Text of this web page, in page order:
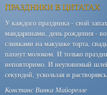
ПРАЗДНИКИ В ЦИТАТАХ
У каждого праздника - свой
мандаринами, день рождения -
сливками на макушке торта,
пахнут молоком. И только
неповторимо. И неуловимый
секундой, ускользая и
Констанс Винка Майорелле